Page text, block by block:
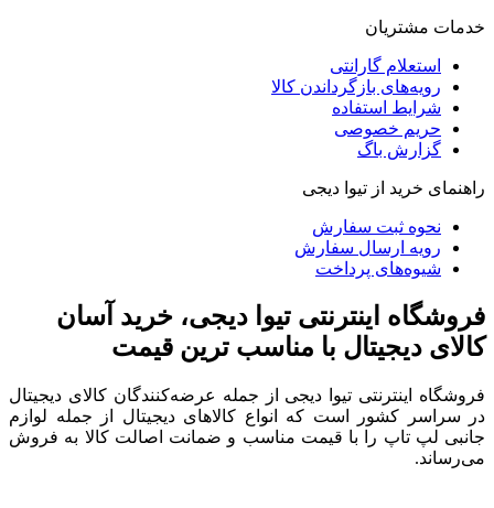
خدمات مشتریان
استعلام گارانتی
رویه‌های بازگرداندن کالا
شرایط استفاده
حریم خصوصی
گزارش باگ
راهنمای خرید از تیوا دیجی
نحوه ثبت سفارش
رویه ارسال سفارش
شیوه‌های پرداخت
فروشگاه اینترنتی تیوا دیجی، خرید آسان
کالای دیجیتال با مناسب ترین قیمت
فروشگاه اینترنتی تیوا دیجی از جمله عرضه‌کنندگان کالای دیجیتال
در سراسر کشور است که انواع کالاهای دیجیتال از جمله لوازم
جانبی لپ تاپ را با قیمت مناسب و ضمانت اصالت کالا به فروش
می‌رساند.